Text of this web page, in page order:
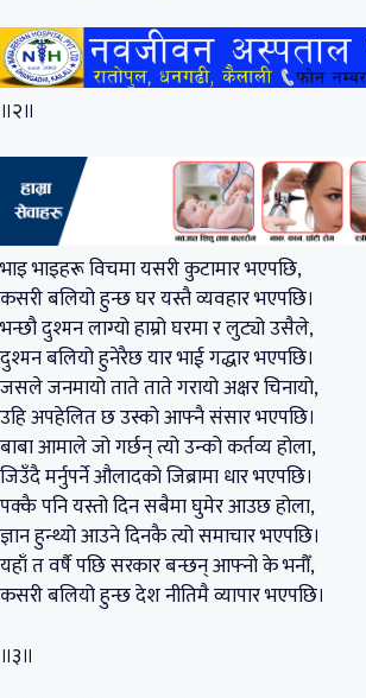
॥२॥
भाइ भाइहरू विचमा यसरी कुटामार भएपछि,
कसरी बलियो हुन्छ घर यस्तै व्यवहार भएपछि।
भन्छौ दुश्मन लाग्यो हाम्रो घरमा र लुट्यो उसैले,
दुश्मन बलियो हुनेरैछ यार भाई गद्धार भएपछि।
जसले जनमायो ताते ताते गरायो अक्षर चिनायो,
उहि अपहेलित छ उस्को आफ्नै संसार भएपछि।
बाबा आमाले जो गर्छन् त्यो उन्को कर्तव्य होला,
जिउँदै मर्नुपर्ने औलादको जिब्रामा धार भएपछि।
पक्कै पनि यस्तो दिन सबैमा घुमेर आउछ होला,
ज्ञान हुन्थ्यो आउने दिनकै त्यो समाचार भएपछि।
यहाँ त वर्षै पछि सरकार बन्छन् आफ्नो के भनौँ,
कसरी बलियो हुन्छ देश नीतिमै व्यापार भएपछि।
॥३॥